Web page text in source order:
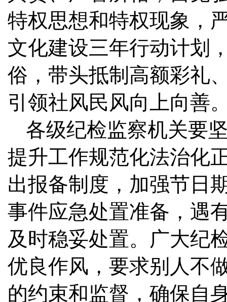
特权思想和特权现象，
文化建设三年行动计划
俗，带头抵制高额彩礼
引领社风民风向上向善
各级纪检监察机关要
提升工作规范化法治化
出报备制度，加强节日
事件应急处置准备，遇
及时稳妥处置。广大纪
优良作风，要求别人不
的约束和监督，确保自